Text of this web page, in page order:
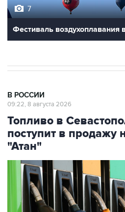
7
Фестиваль воздухоплавания
В РОССИИ
09:22, 8 августа 2026
Топливо в
поступит в продажу
"Атан"